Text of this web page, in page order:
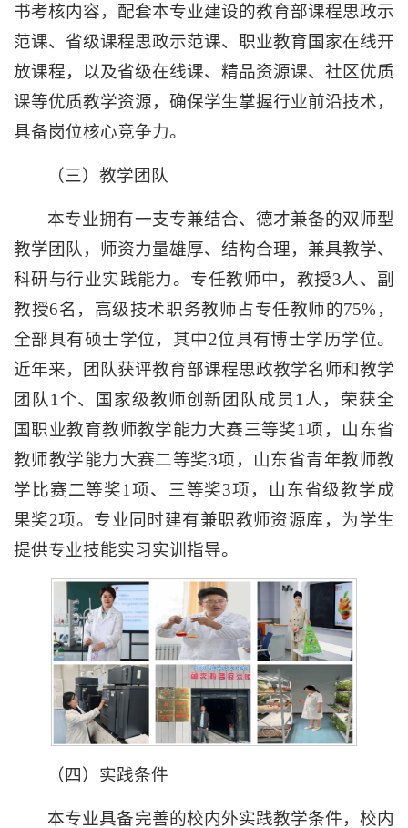
书考核内容，配套本专业建设的教育部课程思政示
范课、省级课程思政示范课、职业教育国家在线开
放课程，以及省级在线课、精品资源课、社区优质
课等优质教学资源，确保学生掌握行业前沿技术，
具备岗位核心竞争力。
（三）教学团队
本专业拥有一支专兼结合、德才兼备的双师型
教学团队，师资力量雄厚、结构合理，兼具教学、
科研与行业实践能力。专任教师中，教授3人、副
教授6名，高级技术职务教师占专任教师的75%，
全部具有硕士学位，其中2位具有博士学历学位。
近年来，团队获评教育部课程思政教学名师和教学
团队1个、国家级教师创新团队成员1人，荣获全
国职业教育教师教学能力大赛三等奖1项，山东省
教师教学能力大赛二等奖3项，山东省青年教师教
学比赛二等奖1项、三等奖3项，山东省级教学成
果奖2项。专业同时建有兼职教师资源库，为学生
提供专业技能实习实训指导。
（四）实践条件
本专业具备完善的校内外实践教学条件，校内